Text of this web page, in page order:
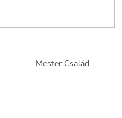
Mester Család